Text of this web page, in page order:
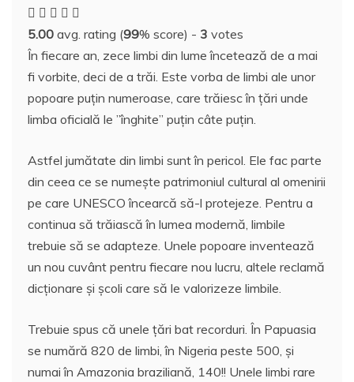
e
b
o
o
k
er
e
st r
e
dI
n
p
a
c
e
t
A
p
p
o
M
rt
aj
e
a
z
ă
5.00 avg. rating (99% score) - 3 votes
În fiecare an, zece limbi din lume încetează de a mai
fi vorbite, deci de a trăi. Este vorba de limbi ale unor
popoare puţin numeroase, care trăiesc în ţări unde
limba oficială le ”înghite” puţin câte puţin.
Astfel jumătate din limbi sunt în pericol. Ele fac parte
din ceea ce se numeşte patrimoniul cultural al omenirii
pe care UNESCO încearcă să-l protejeze. Pentru a
continua să trăiască în lumea modernă, limbile
trebuie să se adapteze. Unele popoare inventează
un nou cuvânt pentru fiecare nou lucru, altele reclamă
dicţionare şi şcoli care să le valorizeze limbile.
Trebuie spus că unele ţări bat recorduri. În Papuasia
se numără 820 de limbi, în Nigeria peste 500, şi
numai în Amazonia braziliană, 140!! Unele limbi rare